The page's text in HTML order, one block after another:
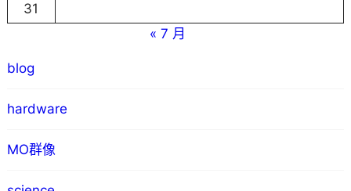
31
« 7 月
blog
hardware
MO群像